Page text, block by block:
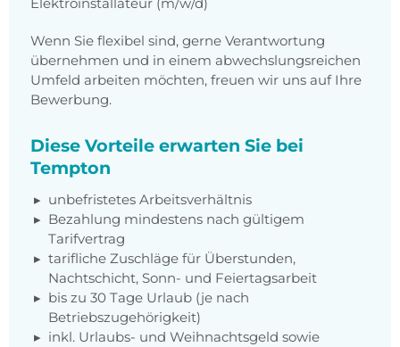
Elektroinstallateur (m/w/d)
Wenn Sie flexibel sind, gerne Verantwortung
übernehmen und in einem abwechslungsreichen
Umfeld arbeiten möchten, freuen wir uns auf Ihre
Bewerbung.
Diese Vorteile erwarten Sie bei
Tempton
unbefristetes Arbeitsverhältnis
Bezahlung mindestens nach gültigem
Tarifvertrag
tarifliche Zuschläge für Überstunden,
Nachtschicht, Sonn- und Feiertagsarbeit
bis zu 30 Tage Urlaub (je nach
Betriebszugehörigkeit)
inkl. Urlaubs- und Weihnachtsgeld sowie